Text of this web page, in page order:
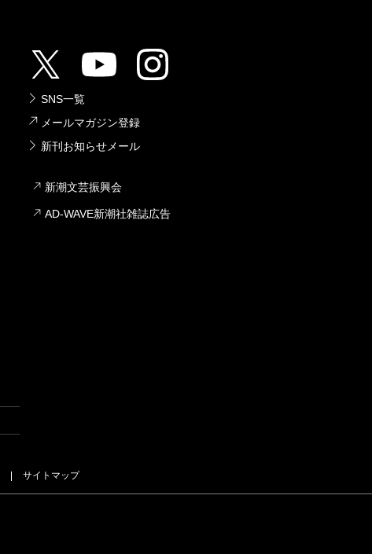
SNS一覧
メールマガジン登録
新刊お知らせメール
新潮文芸振興会
AD-WAVE新潮社雑誌広告
サイトマップ